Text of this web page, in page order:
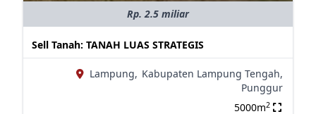
Rp. 2.5 miliar
Sell Tanah: TANAH LUAS STRATEGIS
Lampung, Kabupaten Lampung Tengah,
Punggur
5000m2